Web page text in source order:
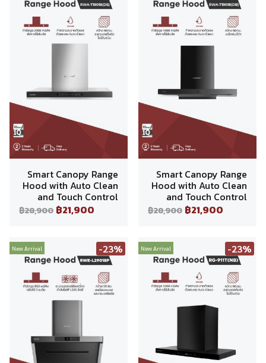
Smart Canopy Range
Hood with Auto Clean
and Touch Control
฿28,900 ฿21,900
Smart Canopy Range
Hood with Auto Clean
and Touch Control
฿28,900 ฿21,900
New Arrival -23% New Arrival -23%